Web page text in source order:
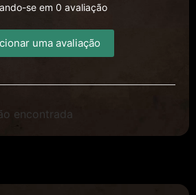
se em 0 avaliação
uma avaliação
encontrada